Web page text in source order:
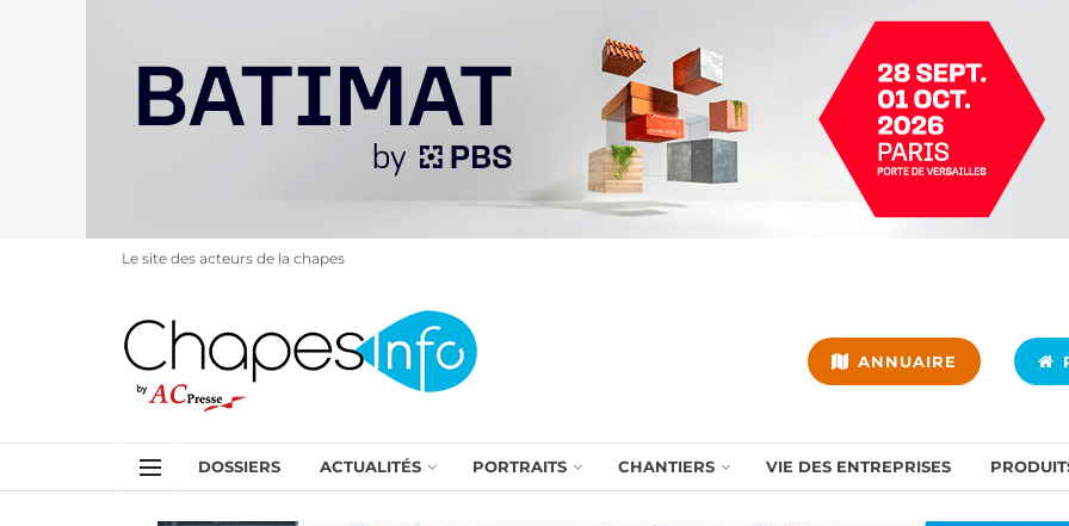
Le site des acteurs de la chapes
ANNUAIRE
DOSSIERS ACTUALITÉS PORTRAITS CHANTIERS VIE DES ENTREPRISES